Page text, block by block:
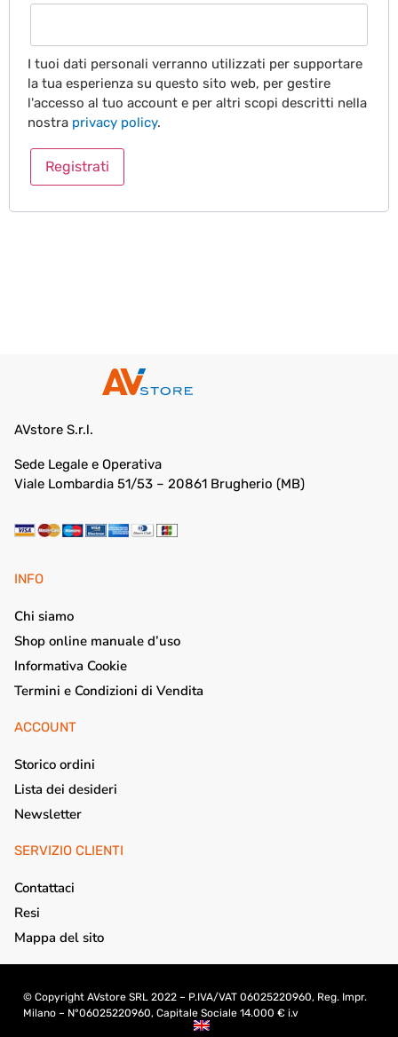
I tuoi dati personali verranno utilizzati per supportare
la tua esperienza su questo sito web, per gestire
l'accesso al tuo account e per altri scopi descritti nella
nostra privacy policy.
Registrati
AVstore S.r.l.
Sede Legale e Operativa
Viale Lombardia 51/53 – 20861 Brugherio (MB)
INFO
Chi siamo
Shop online manuale d’uso
Informativa Cookie
Termini e Condizioni di Vendita
ACCOUNT
Storico ordini
Lista dei desideri
Newsletter
SERVIZIO CLIENTI
Contattaci
Resi
Mappa del sito
© Copyright AVstore SRL 2022 – P.IVA/VAT 06025220960, Reg. Impr.
Milano – N°06025220960, Capitale Sociale 14.000 € i.v